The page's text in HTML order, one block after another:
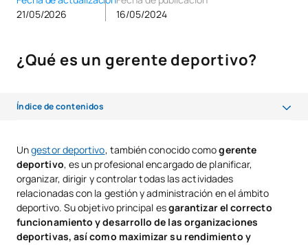
21/05/2026
16/05/2024
¿Qué es un gerente deportivo?
Índice de contenidos
Planificación y organización de eventos deportivos
Gestión de instalaciones deportivas
Administración de recursos humanos y financieros
Ungestor deportivo, también conocido comogerente
deportivo, es un profesional encargado de planificar,
organizar, dirigir y controlar todas las actividades
relacionadas con la gestión y administración en el ámbito
deportivo. Su objetivo principal esgarantizar el correcto
funcionamiento y desarrollo de las organizaciones
deportivas, así como maximizar su rendimiento y